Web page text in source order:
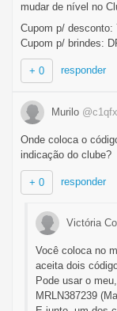
mudar de nível no
Cupom p/ desconto:
Cupom p/ brindes:
+ 0 responder
Murilo
Onde coloca o
indicação do clube?
+ 0 responder
Victória
Você coloca no
aceita dois
Pode usar o
MRLN387239